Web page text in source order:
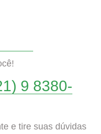
9 8380-
e tire suas dúvidas